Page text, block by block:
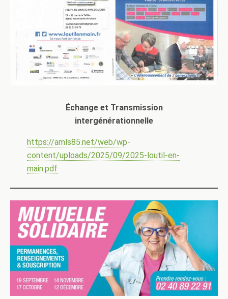
Échange et Transmission
intergénérationnelle
https://amls85.net/web/wp-
content/uploads/2025/09/2025-loutil-en-
main.pdf